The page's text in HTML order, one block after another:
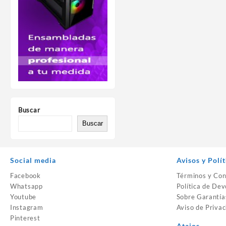
Buscar
Buscar
Social media
Facebook
Whatsapp
Youtube
Instagram
Pinterest
Avisos y
Términos y
Política de
Sobre
Aviso de